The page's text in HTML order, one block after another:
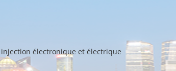
électronique et électrique